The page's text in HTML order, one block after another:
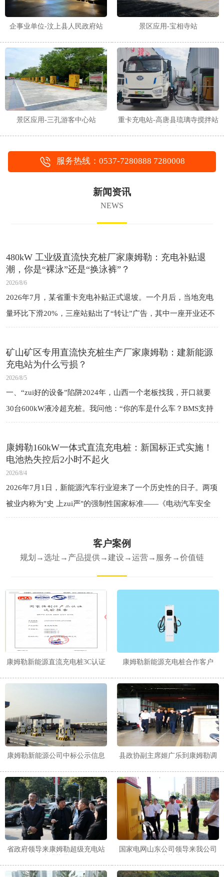
企事业单位-汶上县人民政府站 景区应用-宝相寺站
景区应用-三孔游客中心站
重卡充电站-高唐县琉璃寺搅拌站
服务热线：0537-7280888 7280008
新闻资讯
NEWS
480kW 工业级直流快充桩厂家康姆勒：充电补贴退
潮，你是“裸泳”还是“换泳裤”？
2026/8/6
2026年7月，某省重卡充电补贴正式退坡。一个月后，当地充电
量环比下滑20%，三座站贴出了“转让”广告，其中一座开业还不
到一年。 司机还是那些司机，车还是那些车，电还是那些电。变
矿山矿区专用直流快充桩生产厂家康姆勒：建新能源
充电站为什么亏损？
2026/8/5
一、“zui好的设备”陷阱2024年，山西一个老板找我，开口就要
30台600kW液冷超充桩。我问他：“你的车是什么车？BMS支持
多大功率？”他说：“现在跑的是老款车，但以后会有新车。”我
康姆勒160kW一体式直流充电桩：新国标正式实施！
电池热失控后2小时不起火
2026/8/4
2026年7月1日，新能源汽车行业迎来了一个历史性的日子。两项
被业内称为"史 上zui严"的强制性国家标准——《电动汽车安全
要求》（GB18384-2025）和《电动汽车用动力蓄电
客户案例
规划→选址→产品提供→建设→运营→服务→价值链
康姆勒新能源直流充电桩3C认证
康姆勒新能源充电桩合作客户
康姆勒新能源公司中标公示信息
县政协副主席姬广乐到康姆勒调
省政府领导来康姆勒超级充电站
国家电网山东公司领导来我公司